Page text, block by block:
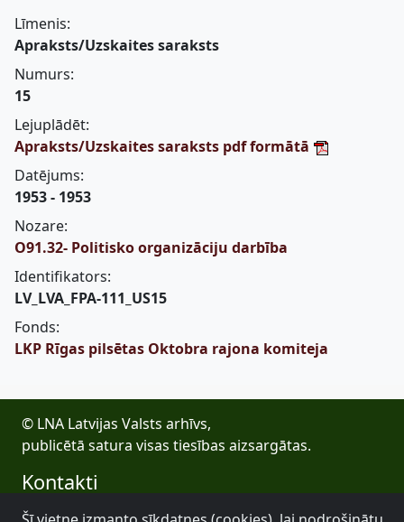
Līmenis:
Apraksts/Uzskaites saraksts
Numurs:
15
Lejuplādēt:
Apraksts/Uzskaites saraksts pdf formātā
Datējums:
1953 - 1953
Nozare:
O91.32- Politisko organizāciju darbība
Identifikators:
LV_LVA_FPA-111_US15
Fonds:
LKP Rīgas pilsētas Oktobra rajona komiteja
© LNA Latvijas Valsts arhīvs,
publicētā satura visas tiesības aizsargātas.
Kontakti
E-pasts: lva@arhivi.gov.lv